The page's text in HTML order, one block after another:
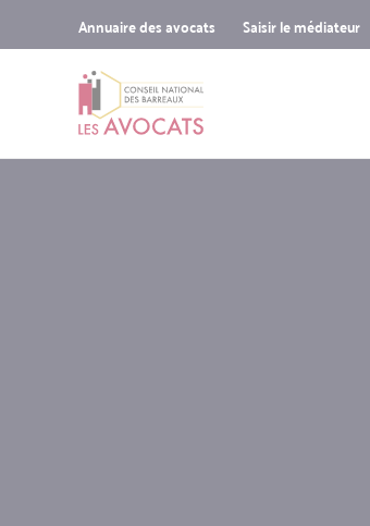
au
principal
to
to
navigation
Sup-
menu
Annuaire des avocats Saisir le médiateur